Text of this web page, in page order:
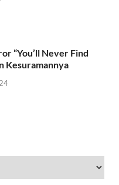
“You’ll Never Find
Kesuramannya